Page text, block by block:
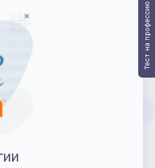
Тест на профессию